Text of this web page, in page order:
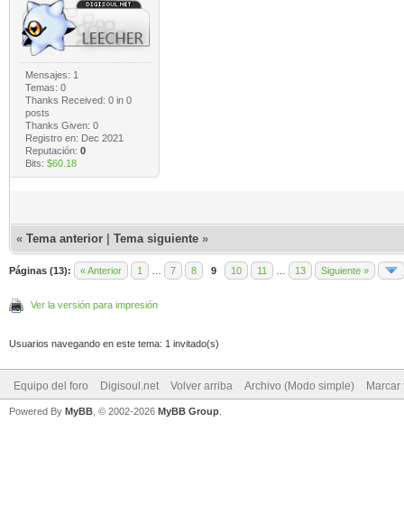
Mensajes: 1
Temas: 0
Thanks Received: 0in 0
posts
Thanks Given: 0
Registro en: Dec 2021
Reputación: 0
Bits: $60.18
« Tema anterior Tema siguiente »
Páginas (13): « Anterior 1 7 8 9 10 11 13 Siguiente »
Ver la versión para impresión
Usuarios navegando en este tema: 1 invitado(s)
Equipo del foro Digisoul.net Volver arriba Archivo (Modo simple) Marcar
Powered By MyBB , © 2002-2026 MyBB Group